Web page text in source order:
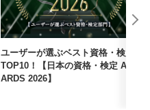
ユーザーが選ぶベスト資格・検定
TOP10！【日本の資格・検定 AW
ARDS 2026】